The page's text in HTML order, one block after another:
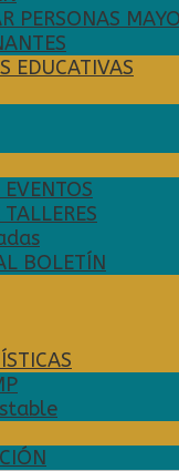
PERSONAS
EDUCATIVAS
BOLETÍN